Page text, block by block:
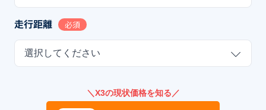
走行距離 必須
選択してください
＼X3の現状価格を知る／